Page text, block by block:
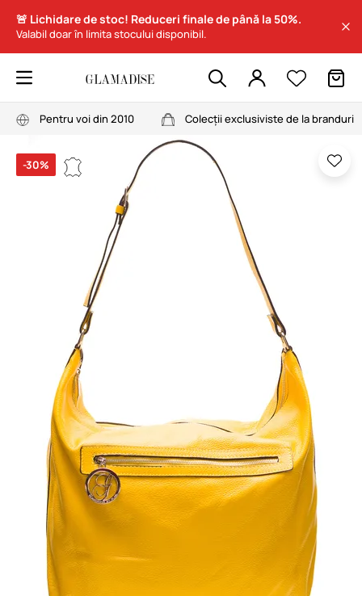
🚨 Lichidare de stoc! Reduceri finale de până la 50%.
Valabil doar în limita stocului disponibil.
Pentru voi din 2010 Colecții exclusiviste de la branduri
-30%